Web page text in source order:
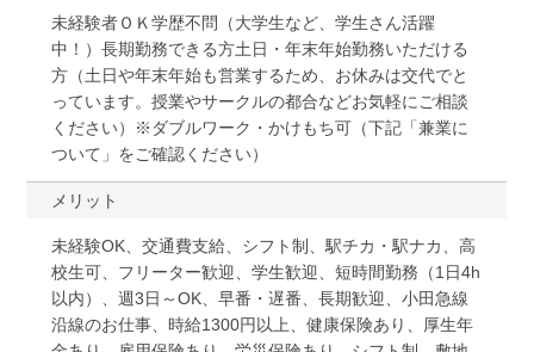
未経験者ＯＫ学歴不問（大学生など、学生さん活躍
中！）長期勤務できる方土日・年末年始勤務いただける
方（土日や年末年始も営業するため、お休みは交代でと
っています。授業やサークルの都合などお気軽にご相談
ください）※ダブルワーク・かけもち可（下記「兼業に
ついて」をご確認ください）
メリット
未経験OK、交通費支給、シフト制、駅チカ・駅ナカ、高
校生可、フリーター歓迎、学生歓迎、短時間勤務（1日4h
以内）、週3日～OK、早番・遅番、長期歓迎、小田急線
沿線のお仕事、時給1300円以上、健康保険あり、厚生年